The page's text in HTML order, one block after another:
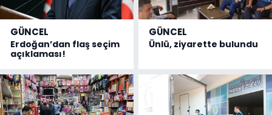
GÜNCEL
Erdoğan’dan flaş seçim
açıklaması!
GÜNCEL
Ünlü, ziyarette bulundu